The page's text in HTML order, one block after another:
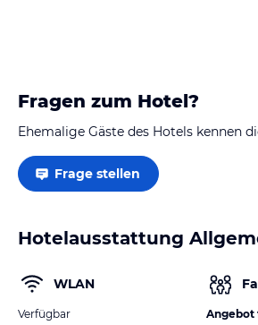
Fragen zum Hotel?
Ehemalige Gäste des Hotels kennen
Frage stellen
Hotelausstattung
WLAN
Verfügbar
Angebot